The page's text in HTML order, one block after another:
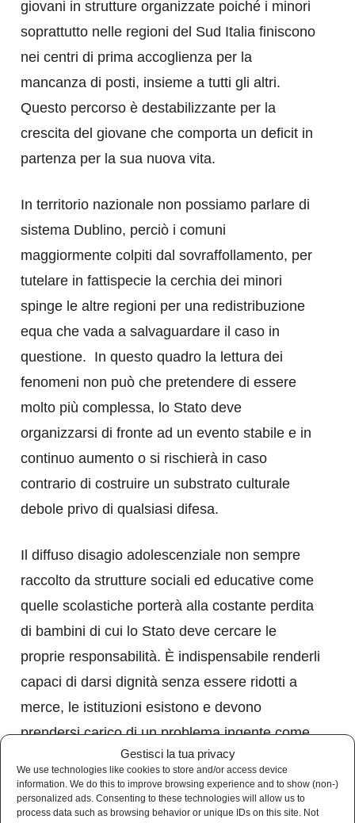
Gestisci la tua privacy
We use technologies like cookies to store and/or access device
information. We do this to improve browsing experience and to show (non-)
personalized ads. Consenting to these technologies will allow us to
process data such as browsing behavior or unique IDs on this site. Not
giovani in strutture organizzate poiché i minori
soprattutto nelle regioni del Sud Italia finiscono
nei centri di prima accoglienza per la
mancanza di posti, insieme a tutti gli altri.
Questo percorso è destabilizzante per la
crescita del giovane che comporta un deficit in
partenza per la sua nuova vita.
In territorio nazionale non possiamo parlare di
sistema Dublino, perciò i comuni
maggiormente colpiti dal sovraffollamento, per
tutelare in fattispecie la cerchia dei minori
spinge le altre regioni per una redistribuzione
equa che vada a salvaguardare il caso in
questione. In questo quadro la lettura dei
fenomeni non può che pretendere di essere
molto più complessa, lo Stato deve
organizzarsi di fronte ad un evento stabile e in
continuo aumento o si rischierà in caso
contrario di costruire un substrato culturale
debole privo di qualsiasi difesa.
Il diffuso disagio adolescenziale non sempre
raccolto da strutture sociali ed educative come
quelle scolastiche porterà alla costante perdita
di bambini di cui lo Stato deve cercare le
proprie responsabilità. È indispensabile renderli
capaci di darsi dignità senza essere ridotti a
merce, le istituzioni esistono e devono
prendersi carico di un problema ingente come